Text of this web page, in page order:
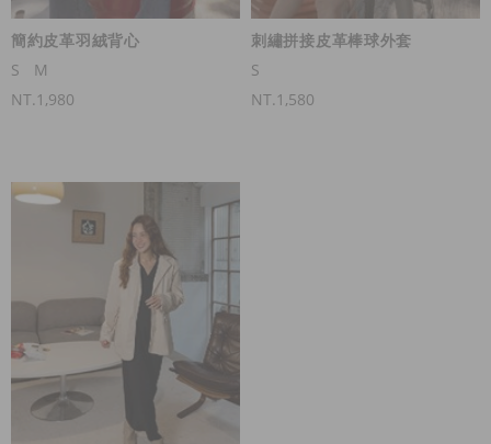
簡約皮革羽絨背心
S
M
NT.1,980
刺繡拼接皮革棒球外套
S
NT.1,580